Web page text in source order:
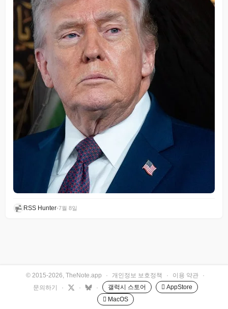
RSS Hunter•7월 8일
© 2015-2026, TheNote.app · 개인정보 보호정책 · 이용 약관
·
문의하기
· · · 갤럭시 스토어
 AppStore
 MacOS